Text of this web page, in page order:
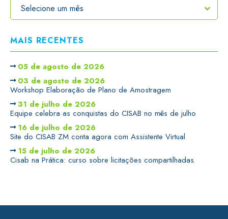
MAIS RECENTES
05 de agosto de 2026
03 de agosto de 2026
Workshop Elaboração de Plano de Amostragem
31 de julho de 2026
Equipe celebra as conquistas do CISAB no mês de julho
16 de julho de 2026
Site do CISAB ZM conta agora com Assistente Virtual
15 de julho de 2026
Cisab na Prática: curso sobre licitações compartilhadas